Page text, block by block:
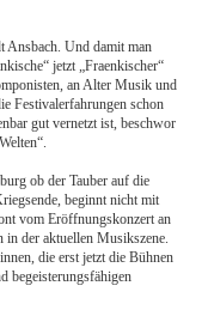
Ansbach. Und damit man
jetzt „Fraenkischer“
an Alter Musik und
Festivalerfahrungen schon
gut vernetzt ist, beschwor
ob der Tauber auf die
beginnt nicht mit
vom Eröffnungskonzert an
in der aktuellen Musikszene.
die erst jetzt die Bühnen
begeisterungsfähigen